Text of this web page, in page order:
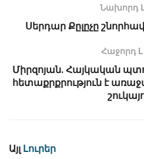
Նախորդ
Սերդար Քըլըչը
Հաջորդ
Միրզոյան․ Հայկական
հետաքրքրություն է
Այլ Լուրեր